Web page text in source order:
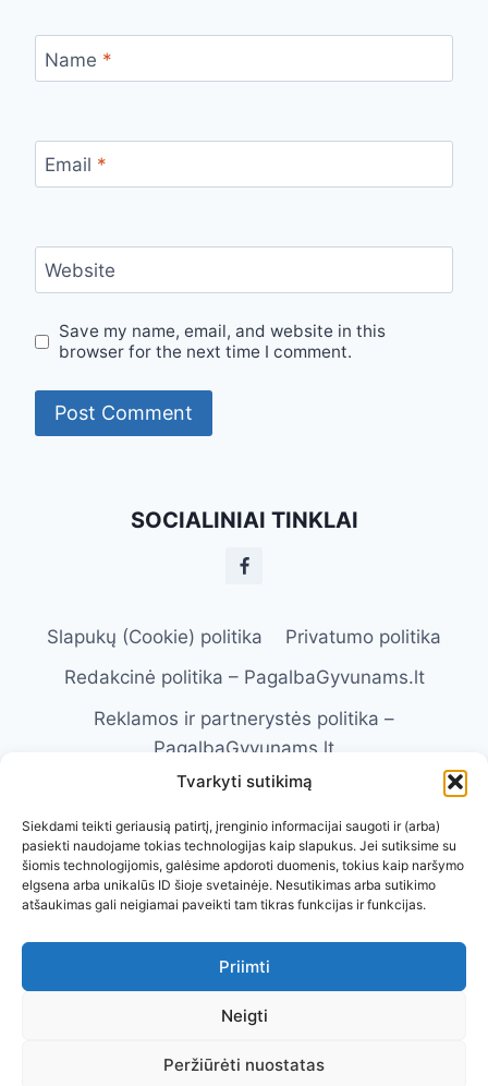
Tvarkyti sutikimą
Siekdami teikti geriausią patirtį, įrenginio informacijai saugoti ir (arba)
pasiekti naudojame tokias technologijas kaip slapukus. Jei sutiksime su
šiomis technologijomis, galėsime apdoroti duomenis, tokius kaip naršymo
elgsena arba unikalūs ID šioje svetainėje. Nesutikimas arba sutikimo
atšaukimas gali neigiamai paveikti tam tikras funkcijas ir funkcijas.
Priimti
Neigti
Peržiūrėti nuostatas
Name *
Email *
Website
Save my name, email, and website in this
browser for the next time I comment.
SOCIALINIAI TINKLAI
Slapukų (Cookie) politika
Privatumo politika
Redakcinė politika – PagalbaGyvunams.lt
Reklamos ir partnerystės politika –
PagalbaGyvunams.lt
Atsakomybės apribojimas –
PagalbaGyvunams.lt
Naudojimosi taisyklės – PagalbaGyvunams.lt
Kontaktai
Apie Mus